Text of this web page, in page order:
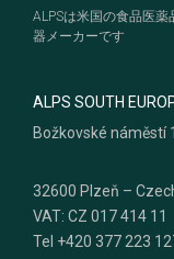
ALPSは米国の食品医
器メーカーです
ALPS SOUTH
Božkovské náměstí
32600 Plzeň –
VAT: CZ 017 414 11
Tel +420 377 223